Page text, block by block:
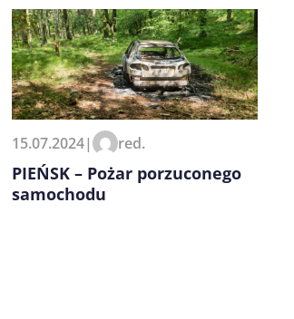
15.07.2024| red.
PIEŃSK – Pożar porzuconego
samochodu